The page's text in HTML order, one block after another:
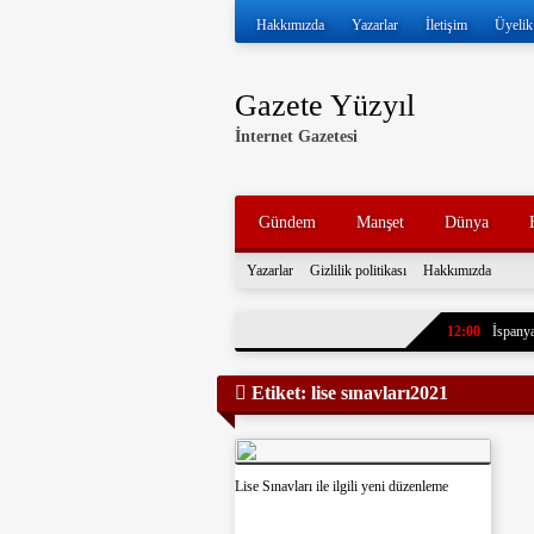
Hakkımızda Yazarlar İletişim Üyelik
Gazete Yüzyıl
İnternet Gazetesi
Gündem Manşet Dünya
Yazarlar Gizlilik politikası Hakkımızda
12:00
11:43
7 yıl
paylaştı.
Etiket: lise sınavları2021
Lise Sınavları ile ilgili yeni düzenleme